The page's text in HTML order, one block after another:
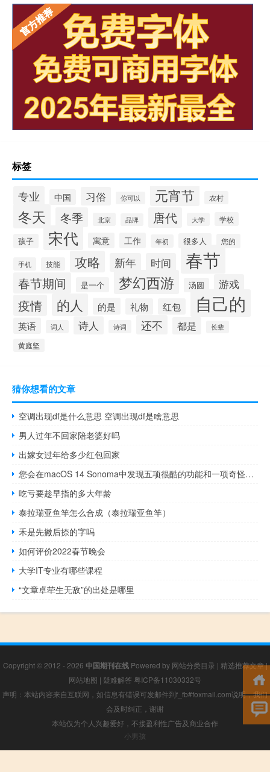
标签
专业 中国 习俗 你可以 元宵节 农村
冬天 冬季 北京 品牌 唐代 大学 学校
孩子 宋代 寓意 工作 年初 很多人 您的
手机 技能 攻略 新年 时间 春节
春节期间 是一个 梦幻西游 汤圆 游戏
疫情 的人 的是 礼物 红包 自己的
英语 词人 诗人 诗词 还不 都是 长辈
黄庭坚
猜你想看的文章
空调出现df是什么意思 空调出现df是啥意思
男人过年不回家陪老婆好吗
出嫁女过年给多少红包回家
您会在macOS 14 Sonoma中发现五项很酷的功能和一项奇怪的事情
吃亏要趁早指的多大年龄
泰拉瑞亚鱼竿怎么合成（泰拉瑞亚鱼竿）
禾是先撇后捺的字吗
如何评价2022春节晚会
大学IT专业有哪些课程
“文章卓荦生无敌”的出处是哪里
Copyright © 2012 - 2026 中国期刊在线Powered by 网站分类目录 | 精选推荐文章|
网站地图 | 疑难解答 粤ICP备11030332号
声明：本站内容来自互联网，如信息有错误可发邮件到f_fb#foxmail.com说明，我们
会及时纠正，谢谢
本站仅为个人兴趣爱好，不接盈利性广告及商业合作
小男孩